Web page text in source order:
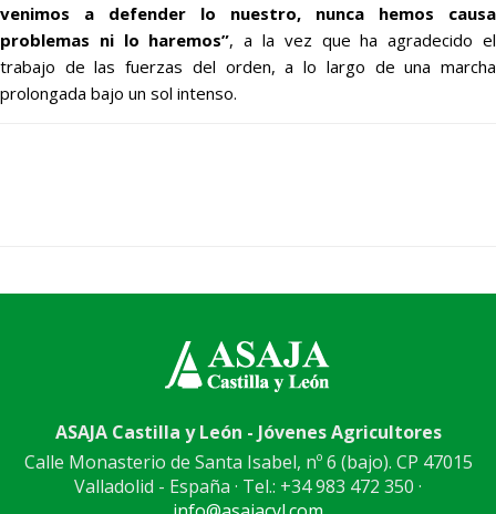
venimos a defender lo nuestro, nunca hemos causa
problemas ni lo haremos”, a la vez que ha agradecido el
trabajo de las fuerzas del orden, a lo largo de una marcha
prolongada bajo un sol intenso.
ASAJA Castilla y León - Jóvenes Agricultores
Calle Monasterio de Santa Isabel, nº 6 (bajo). CP 47015
Valladolid - España · Tel.: +34 983 472 350 ·